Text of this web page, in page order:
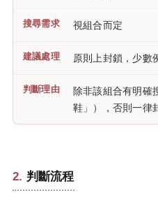
視組合而定
原則上封鎖，少數
除非該組合有明確
鞋」），否則一律
判斷流程